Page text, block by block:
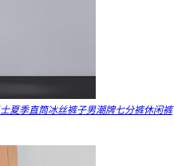
夏季直筒冰丝裤子男潮牌七分裤休闲裤